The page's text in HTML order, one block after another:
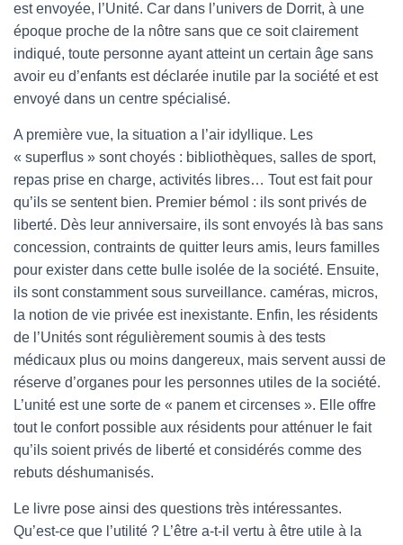
est envoyée, l’Unité. Car dans l’univers de Dorrit, à une
époque proche de la nôtre sans que ce soit clairement
indiqué, toute personne ayant atteint un certain âge sans
avoir eu d’enfants est déclarée inutile par la société et est
envoyé dans un centre spécialisé.
A première vue, la situation a l’air idyllique. Les
« superflus » sont choyés : bibliothèques, salles de sport,
repas prise en charge, activités libres… Tout est fait pour
qu’ils se sentent bien. Premier bémol : ils sont privés de
liberté. Dès leur anniversaire, ils sont envoyés là bas sans
concession, contraints de quitter leurs amis, leurs familles
pour exister dans cette bulle isolée de la société. Ensuite,
ils sont constamment sous surveillance. caméras, micros,
la notion de vie privée est inexistante. Enfin, les résidents
de l’Unités sont régulièrement soumis à des tests
médicaux plus ou moins dangereux, mais servent aussi de
réserve d’organes pour les personnes utiles de la société.
L’unité est une sorte de « panem et circenses ». Elle offre
tout le confort possible aux résidents pour atténuer le fait
qu’ils soient privés de liberté et considérés comme des
rebuts déshumanisés.
Le livre pose ainsi des questions très intéressantes.
Qu’est-ce que l’utilité ? L’être a-t-il vertu à être utile à la